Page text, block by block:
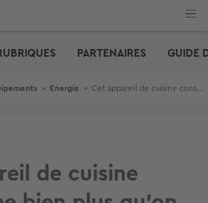
PARTENAIRES GUIDE
> Energie > Cet appareil de cuisine consomme bien plus qu'on ne l'imagine
de cuisine